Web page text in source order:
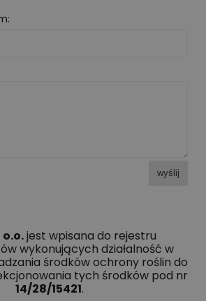
wyślij
o.o.jest wpisana do rejestru
wykonujących działalność w
środków ochrony roślin do
tych środków pod nr
14/28/15421.